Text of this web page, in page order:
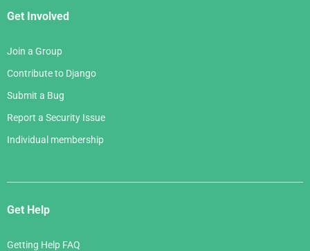
Get Involved
Join a Group
Contribute to Django
Submit a Bug
Report a Security Issue
Individual membership
Get Help
Getting Help FAQ